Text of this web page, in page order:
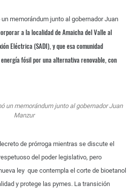
memorándum junto al gobernador Juan
a la localidad de Amaicha del Valle al
Eléctrica (SADI), y que esa comunidad
fósil por una alternativa renovable, con
un memorándum junto al gobernador Juan
Manzur
de prórroga mientras se discute el
del poder legislativo, pero
ley que contempla el corte de bioetanol
y protege las pymes. La transición